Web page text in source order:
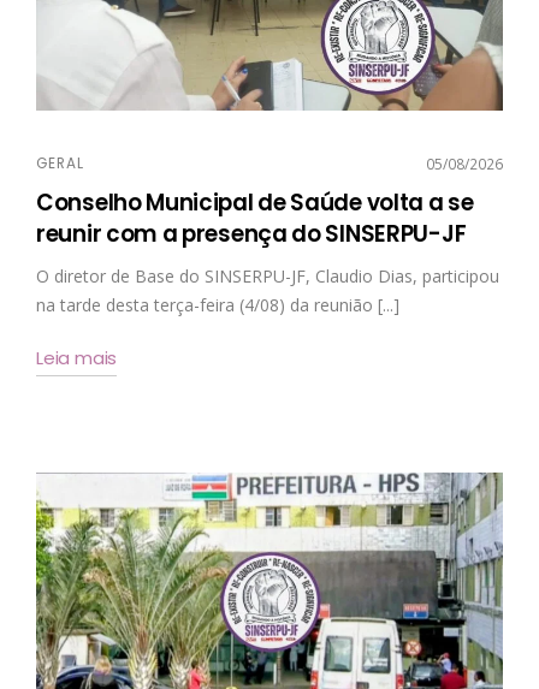
GERAL 05/08/2026
Conselho Municipal de Saúde volta a se
reunir com a presença do SINSERPU-JF
O diretor de Base do SINSERPU-JF, Claudio Dias, participou
na tarde desta terça-feira (4/08) da reunião [...]
Leia mais